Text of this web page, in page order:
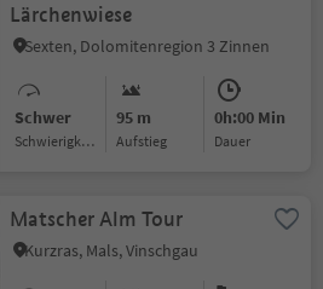
Lärchenwiese
Sexten, Dolomitenregion 3 Zinnen
Schwer
Schwierigkeitsgrad
95 m
Aufstieg
0h:00 Min
Dauer
Matscher Alm Tour
Kurzras, Mals, Vinschgau